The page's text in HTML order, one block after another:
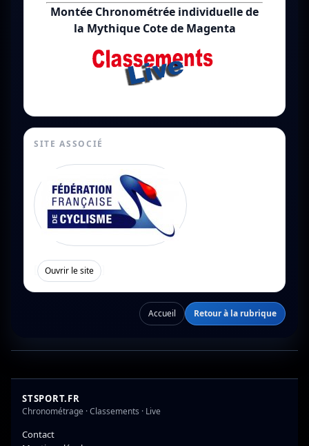
Montée Chronométrée individuelle de
la Mythique Cote de Magenta
SITE ASSOCIÉ
Ouvrir le site
Accueil Retour à la rubrique
STSPORT.FR
Chronométrage · Classements · Live
Contact